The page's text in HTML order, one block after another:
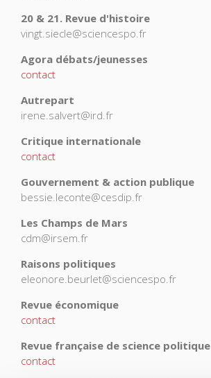
20 & 21. Revue d'histoire
vingt.siecle@sciencespo.fr
Agora débats/jeunesses
contact
Autrepart
irene.salvert@ird.fr
Critique internationale
contact
Gouvernement & action publique
bessie.leconte@cesdip.fr
Les Champs de Mars
cdm@irsem.fr
Raisons politiques
eleonore.beurlet@sciencespo.fr
Revue économique
contact
Revue française de science politique
contact